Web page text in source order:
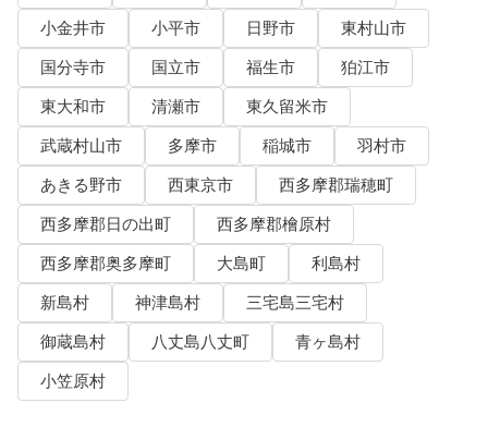
小金井市
小平市 日野市
東村山市
国分寺市
国立市 福生市
狛江市
東大和市
清瀬市
東久留米市
武蔵村山市
多摩市 稲城市
羽村市
あきる野市
西東京市
西多摩郡瑞穂町
西多摩郡日の出町
西多摩郡檜原村
西多摩郡奥多摩町
大島町
利島村
新島村
神津島村
三宅島三宅村
御蔵島村
八丈島八丈町
青ヶ島村
小笠原村